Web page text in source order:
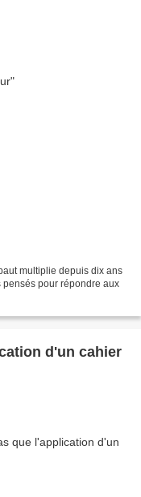
multiplie depuis dix ans
pensés pour répondre aux
d'un cahier